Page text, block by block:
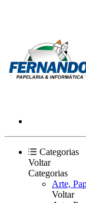
Categorias
Voltar
Categorias
Arte,
Voltar